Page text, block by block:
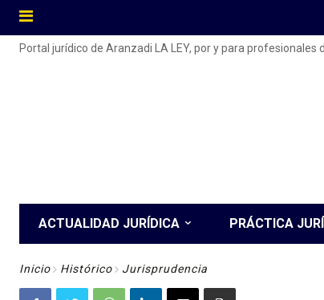
Portal jurídico de Aranzadi LA LEY, por y para profesionales
ACTUALIDAD JURÍDICA PRÁCTICA
Inicio Histórico Jurisprudencia